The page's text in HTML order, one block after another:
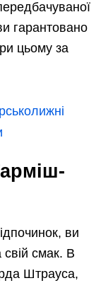
гарантовано
цьому за
ви
свій смак. В
Штрауса,